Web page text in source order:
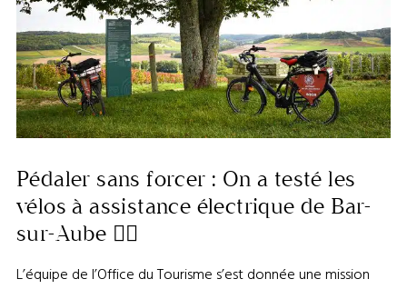
Pédaler sans forcer : On a testé les
vélos à assistance électrique de Bar-
sur-Aube 🚴‍♀️
L’équipe de l’Office du Tourisme s’est donnée une mission